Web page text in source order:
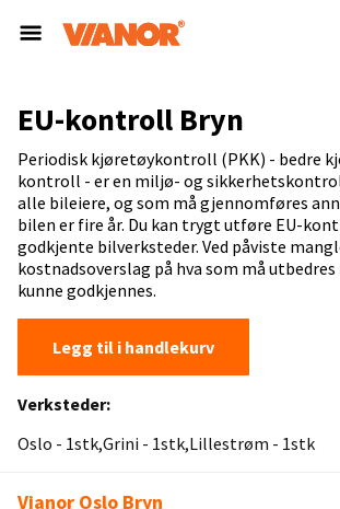
EU-kontroll Bryn
Periodisk kjøretøykontroll (PKK) - bedre
kontroll - er en miljø- og
alle bileiere, og som må gjennomføres
bilen er fire år. Du kan trygt utføre EU-
godkjente bilverksteder. Ved påviste
kostnadsoverslag på hva som må
kunne godkjennes.
Legg til i handlekurv
Verksteder:
Oslo - 1stk Grini - 1stk Lillestrøm - 1stk
Vianor Oslo Bryn